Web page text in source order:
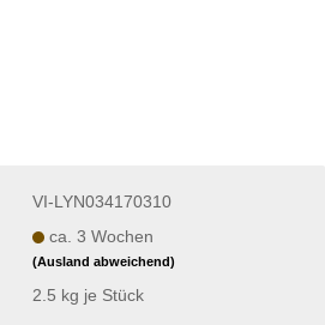
VI-LYN034170310
ca. 3 Wochen
(Ausland abweichend)
2.5 kg je Stück